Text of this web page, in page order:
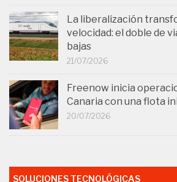
La liberalización
velocidad: el doble de
bajas
21/07/2026
Freenow inicia
Canaria con una flota
20/07/2026
SOLUCIONES TECNOLÓGICAS